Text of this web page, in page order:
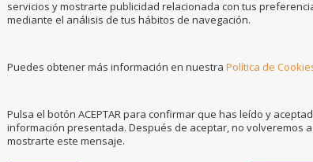
de luxe à Campello
villas avec tous les services, y compris
tactiles de la maison avec lesquels sont également
le climat, etc.
servicios y mostrarte publicidad relacionada con tus
mediante el análisis de tus hábitos de navegación.
Puedes obtener más información en nuestra Política de
Pulsa el botón ACEPTAR para confirmar que has leído y
información presentada. Después de aceptar, no volveremos a
mostrarte este mensaje.